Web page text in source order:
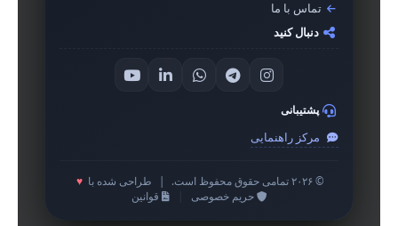
تماس با ما
دنبال کنید
پشتیبانی
مرکز راهنمایی
© ۲۰۲۶ تمامی حقوق محفوظ است. طراحی شده با ♥
حریم خصوصی
قوانین